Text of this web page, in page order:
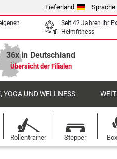
Lieferland Sprache
Seit 42 Jahren Ihr
Heimfitness
36x in Deutschland
Übersicht der Filialen
YOGA UND WELLNESS
Rollentrainer Stepper